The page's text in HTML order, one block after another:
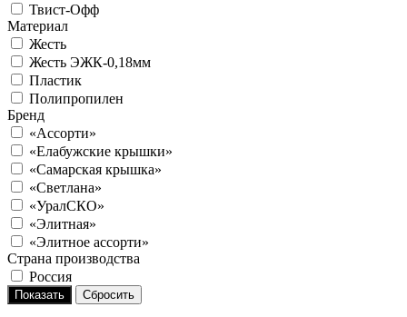
Твист-Офф
Материал
Жесть
Жесть ЭЖК-0,18мм
Пластик
Полипропилен
Бренд
«Ассорти»
«Елабужские крышки»
«Самарская крышка»
«Светлана»
«УралСКО»
«Элитная»
«Элитное ассорти»
Страна производства
Россия